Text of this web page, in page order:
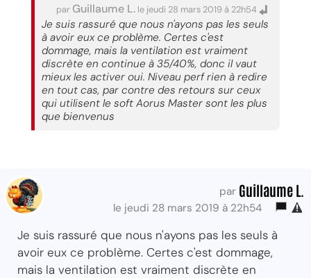
par Guillaume L. le jeudi 28 mars 2019 à 22h54
Je suis rassuré que nous n'ayons pas les seuls
à avoir eux ce problème. Certes c'est
dommage, mais la ventilation est vraiment
discrète en continue à 35/40%, donc il vaut
mieux les activer oui. Niveau perf rien à redire
en tout cas, par contre des retours sur ceux
qui utilisent le soft Aorus Master sont les plus
que bienvenus
par Guillaume L.
le jeudi 28 mars 2019 à 22h54
Je suis rassuré que nous n'ayons pas les seuls à
avoir eux ce problème. Certes c'est dommage,
mais la ventilation est vraiment discrète en